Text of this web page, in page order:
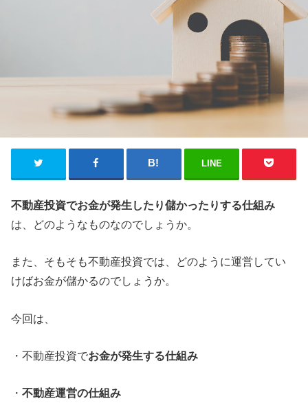
LINE
不動産投資でお金が発生したり儲かったりする仕組み
は、どのようなものなのでしょうか。
また、そもそも不動産投資では、どのように運営してい
けばお金が儲かるのでしょうか。
今回は、
・不動産投資でお金が発生する仕組み
・不動産運営の仕組み